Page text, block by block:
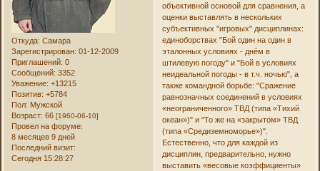
Откуда: Самара
Зарегистрирован: 01-12-2009
Приглашений: 0
Сообщений: 3352
Уважение: +13215
Позитив: +5784
Пол: Мужской
Возраст: 66[1960-06-10]
Провел на форуме:
8 месяцев 9 дней
Последний визит:
Сегодня 15:28:27
объективной основой для сравнения, а
оценки выставлять в нескольких
субъективных "игровых" дисциплинах:
единоборствах "Бой один на один в
эталонных условиях - днём в
штилевую погоду" и "Бой в условиях
неидеальной погоды - в т.ч. ночью", а
также командной борьбе: "Сражение
равнозначных соединений в условиях
«неограниченного» ТВД (типа «Тихий
океан»)" и "То же на «закрытом» ТВД
(типа «Средиземноморье»)".
Естественно, что для каждой из
дисциплин, предварительно, нужно
выставить «весовые коэффициенты»